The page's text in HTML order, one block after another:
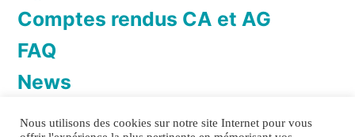
Comptes rendus CA et AG
FAQ
News
Newsletter
Nous utilisons des cookies sur notre site Internet pour vous